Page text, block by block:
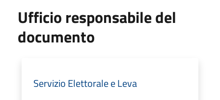
Ufficio responsabile del
documento
Servizio Elettorale e Leva